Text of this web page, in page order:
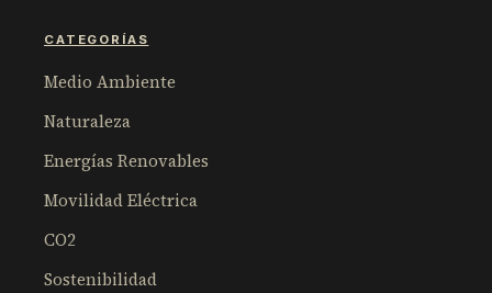
CATEGORÍAS
Medio Ambiente
Naturaleza
Energías Renovables
Movilidad Eléctrica
CO2
Sostenibilidad